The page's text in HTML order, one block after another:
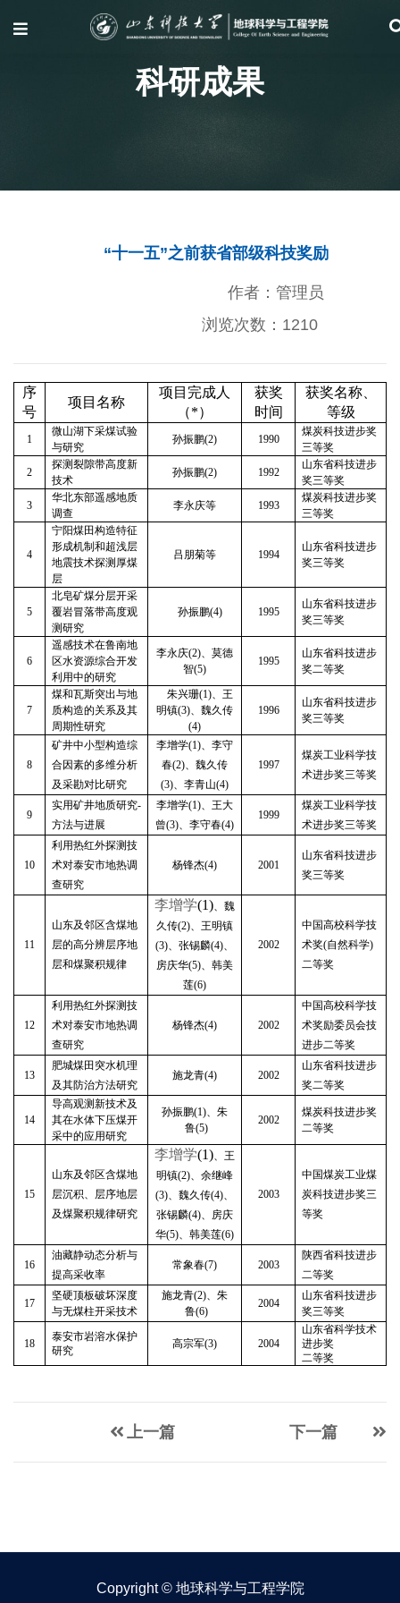
科研成果
“十一五”之前获省部级科技奖励
作者：管理员
浏览次数： 1210
序
号
项目名称
项目完成人
（*）
获奖
时间
获奖名称、
等级
1
微山湖下采煤试验
与研究
孙振鹏(2) 1990
煤炭科技进步奖
三等奖
2
探测裂隙带高度新
技术
孙振鹏(2) 1992
山东省科技进步
奖三等奖
3
华北东部遥感地质
调查
李永庆等 1993
煤炭科技进步奖
三等奖
4
宁阳煤田构造特征
形成机制和超浅层
地震技术探测厚煤
层
吕朋菊等 1994
山东省科技进步
奖三等奖
5
北皂矿煤分层开采
覆岩冒落带高度观
测研究
孙振鹏(4) 1995
山东省科技进步
奖三等奖
6
遥感技术在鲁南地
区水资源综合开发
利用中的研究
李永庆(2)、莫德
智(5)
1995
山东省科技进步
奖二等奖
7
煤和瓦斯突出与地
质构造的关系及其
周期性研究
朱兴珊(1)、王
明镇(3)、魏久传
(4)
1996
山东省科技进步
奖三等奖
8
矿井中小型构造综
合因素的多维分析
及采勘对比研究
李增学(1)、李守
春(2)、魏久传
(3)、李青山(4)
1997
煤炭工业科学技
术进步奖三等奖
9
实用矿井地质研究-
方法与进展
李增学(1)、王大
曾(3)、李守春(4)
1999
煤炭工业科学技
术进步奖三等奖
10
利用热红外探测技
术对泰安市地热调
查研究
杨锋杰(4) 2001
山东省科技进步
奖三等奖
11
山东及邻区含煤地
层的高分辨层序地
层和煤聚积规律
李增学(1)、魏
久传(2)、王明镇
(3)、 张锡麟(4)、
房庆华(5)、 韩美
莲(6)
2002
中国高校科学技
术奖(自然科学)
二等奖
12
利用热红外探测技
术对泰安市地热调
查研究
杨锋杰(4) 2002
中国高校科学技
术奖励委员会技
进步二等奖
13
肥城煤田突水机理
及其防治方法研究
施龙青(4) 2002
山东省科技进步
奖二等奖
14
导高观测新技术及
其在水体下压煤开
采中的应用研究
孙振鹏(1)、朱
鲁(5)
2002
煤炭科技进步奖
二等奖
15
山东及邻区含煤地
层沉积、层序地层
及煤聚积规律研究
李增学(1)、王
明镇(2)、余继峰
(3)、魏久传(4)、
张锡麟(4)、房庆
华(5)、韩美莲(6)
2003
中国煤炭工业煤
炭科技进步奖三
等奖
16
油藏静动态分析与
提高采收率
常象春(7) 2003
陕西省科技进步
二等奖
17
坚硬顶板破坏深度
与无煤柱开采技术
施龙青(2)、朱
鲁(6)
2004
山东省科技进步
奖三等奖
18
泰安市岩溶水保护
研究
高宗军(3) 2004
山东省科学技术
进步奖
二等奖
上一篇 下一篇
Copyright © 地球科学与工程学院